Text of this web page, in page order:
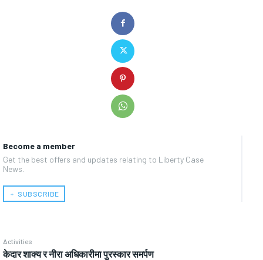
Become a member
Get the best offers and updates relating to Liberty Case
News.
﹢ SUBSCRIBE
Activities
केदार शाक्य र नीरा अधिकारीमा पुरस्कार समर्पण